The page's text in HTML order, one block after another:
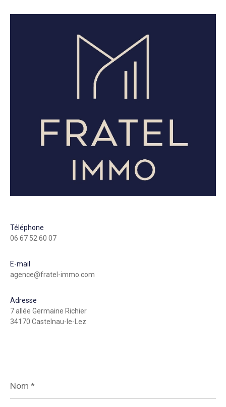
Téléphone
06 67 52 60 07
E-mail
agence@fratel-immo.com
Adresse
7 allée Germaine Richier
34170 Castelnau-le-Lez
*